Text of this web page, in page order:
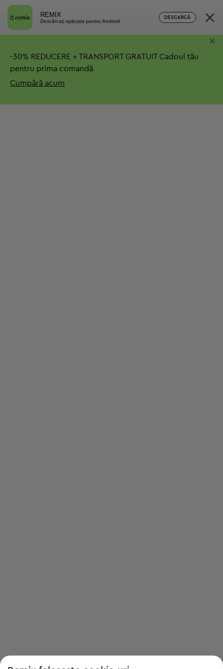
REMIX
Descărcați aplicația pentru Android
DESCARCĂ ×
-30% REDUCERE + TRANSPORT GRATUITCadoul tău
pentru prima comandă
Cumpără acum
×